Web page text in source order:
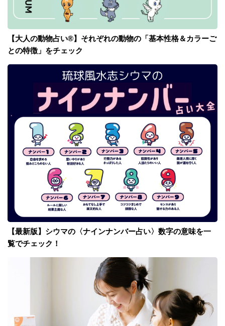
【大人の動物占い®】それぞれの動物の「基本性格＆カラーご
との特徴」をチェック
【最新版】シウマの〈ナインナンバー占い〉数字の意味を一
覧でチェック！